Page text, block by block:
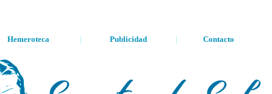
Hemeroteca | Publicidad | Contacto